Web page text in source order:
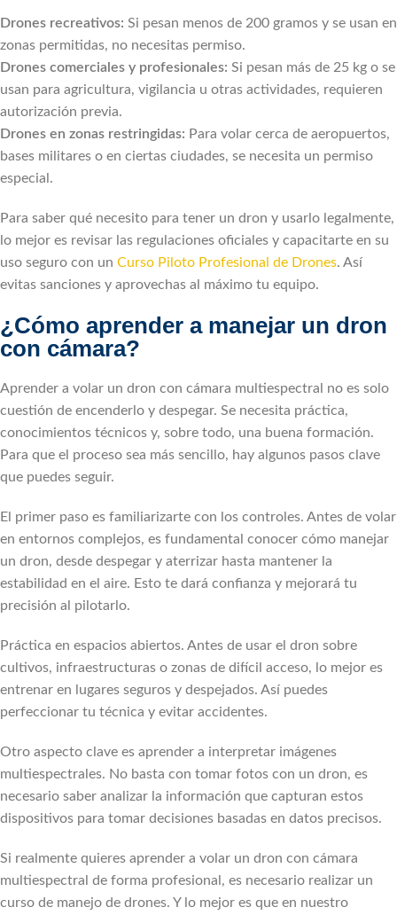
Drones recreativos: Si pesan menos de 200 gramos y se usan en
zonas permitidas, no necesitas permiso.
Drones comerciales y profesionales: Si pesan más de 25 kg o se
usan para agricultura, vigilancia u otras actividades, requieren
autorización previa.
Drones en zonas restringidas: Para volar cerca de aeropuertos,
bases militares o en ciertas ciudades, se necesita un permiso
especial.
Para saber qué necesito para tener un dron y usarlo legalmente,
lo mejor es revisar las regulaciones oficiales y capacitarte en su
uso seguro con un Curso Piloto Profesional de Drones. Así
evitas sanciones y aprovechas al máximo tu equipo.
¿Cómo aprender a manejar un dron
con cámara?
Aprender a volar un dron con cámara multiespectral no es solo
cuestión de encenderlo y despegar. Se necesita práctica,
conocimientos técnicos y, sobre todo, una buena formación.
Para que el proceso sea más sencillo, hay algunos pasos clave
que puedes seguir.
El primer paso es familiarizarte con los controles. Antes de volar
en entornos complejos, es fundamental conocer cómo manejar
un dron, desde despegar y aterrizar hasta mantener la
estabilidad en el aire. Esto te dará confianza y mejorará tu
precisión al pilotarlo.
Práctica en espacios abiertos. Antes de usar el dron sobre
cultivos, infraestructuras o zonas de difícil acceso, lo mejor es
entrenar en lugares seguros y despejados. Así puedes
perfeccionar tu técnica y evitar accidentes.
Otro aspecto clave es aprender a interpretar imágenes
multiespectrales. No basta con tomar fotos con un dron, es
necesario saber analizar la información que capturan estos
dispositivos para tomar decisiones basadas en datos precisos.
Si realmente quieres aprender a volar un dron con cámara
multiespectral de forma profesional, es necesario realizar un
curso de manejo de drones. Y lo mejor es que en nuestro